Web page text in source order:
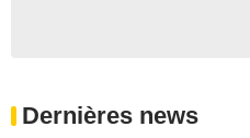
Dernières news